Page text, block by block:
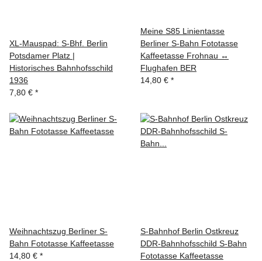
XL-Mauspad: S-Bhf. Berlin
Potsdamer Platz |
Historisches Bahnhofsschild
1936
7,80 € *
Meine S85 Linientasse
Berliner S-Bahn Fototasse
Kaffeetasse Frohnau ↔
Flughafen BER
14,80 € *
Weihnachtszug Berliner S-
Bahn Fototasse Kaffeetasse
14,80 € *
S-Bahnhof Berlin Ostkreuz
DDR-Bahnhofsschild S-Bahn
Fototasse Kaffeetasse